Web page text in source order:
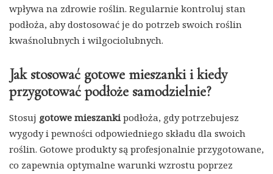
wpływa na zdrowie roślin. Regularnie kontroluj stan
podłoża, aby dostosować je do potrzeb swoich roślin
kwaśnolubnych i wilgociolubnych.
Jak stosować gotowe mieszanki i kiedy
przygotować podłoże samodzielnie?
Stosuj gotowe mieszankipodłoża, gdy potrzebujesz
wygody i pewności odpowiedniego składu dla swoich
roślin. Gotowe produkty są profesjonalnie przygotowane,
co zapewnia optymalne warunki wzrostu poprzez